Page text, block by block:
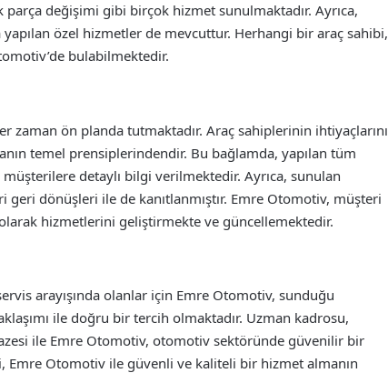
değişimi gibi birçok hizmet sunulmaktadır. Ayrıca,
yapılan özel hizmetler de mevcuttur. Herhangi bir araç sahibi,
bulabilmektedir.
ön planda tutmaktadır. Araç sahiplerinin ihtiyaçlarını
temel prensiplerindendir. Bu bağlamda, yapılan tüm
detaylı bilgi verilmektedir. Ayrıca, sunulan
dönüşleri ile de kanıtlanmıştır. Emre Otomotiv, müşteri
hizmetlerini geliştirmekte ve güncellemektedir.
arayışında olanlar için Emre Otomotiv, sunduğu
ile doğru bir tercih olmaktadır. Uzman kadrosu,
ile Emre Otomotiv, otomotiv sektöründe güvenilir bir
Emre Otomotiv ile güvenli ve kaliteli bir hizmet almanın